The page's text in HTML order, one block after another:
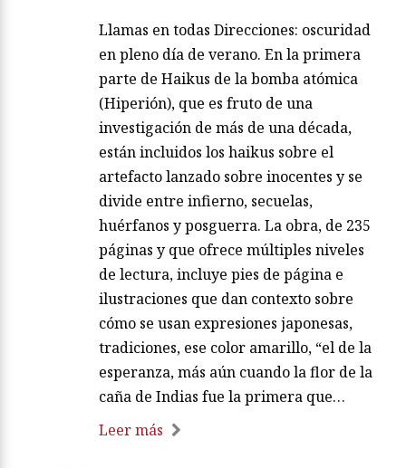
Llamas en todas Direcciones: oscuridad
en pleno día de verano. En la primera
parte de Haikus de la bomba atómica
(Hiperión), que es fruto de una
investigación de más de una década,
están incluidos los haikus sobre el
artefacto lanzado sobre inocentes y se
divide entre infierno, secuelas,
huérfanos y posguerra. La obra, de 235
páginas y que ofrece múltiples niveles
de lectura, incluye pies de página e
ilustraciones que dan contexto sobre
cómo se usan expresiones japonesas,
tradiciones, ese color amarillo, “el de la
esperanza, más aún cuando la flor de la
caña de Indias fue la primera que…
Leer más